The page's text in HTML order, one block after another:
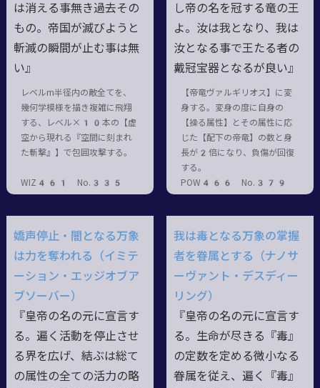
は消える事無き過去その
もの。帝国が滅びようと
斬滅の瞬間が止む事は無
い』
レベルm半径内の敵全てを、
幾何学模様を描き複雑に飛翔
する、レベル×10本の【虚
空から現れる『空間に刻まれ
た斬撃』】で包囲攻撃する。
WIZ461 No.335
し帝の名を冠する竜の王
よ。汝は我となり、我は
汝となる事で王たる者の
戴冠宝器となるが良い』
【帝竜ヴァルギリオス】に変
身する。変身の度に自身の
【操る属性】とその属性に応
じた【配下の帝竜】の数と身
長が2倍になり、負傷が回復
する。
POW466 No.379
嬌声停止・闇となる万象
は力を奪われる（イミテ
ーション・エッジオブア
ブソーバー）
『皇帝の名の元に宣言す
る。遍く活動を停止させ
る界を広げ、結ぶは総て
の属性の全ての活力の略
我は毒となる万象の掌握
者を眷属とする（ナノサ
ーヴァント・デスディー
リング）
『皇帝の名の元に宣言す
る。生命が尽きる『毒』
の定数を定める微小なる
眷属を従え、遍く『毒』